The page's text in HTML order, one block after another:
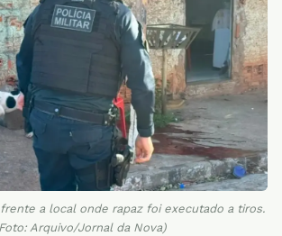
a local onde rapaz foi executado a tiros.
Arquivo/Jornal da Nova)